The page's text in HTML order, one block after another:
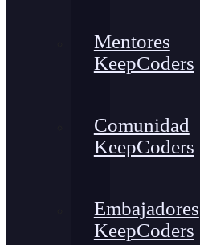
Mentores
KeepCoders
Comunidad
KeepCoders
Embajadores
KeepCoders